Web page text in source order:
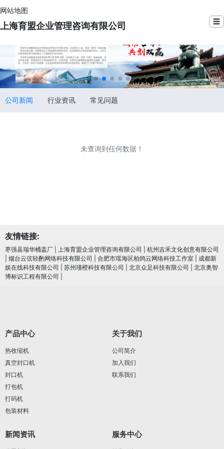
网站地图
上海育盟企业管理咨询有限公司 ☰
公司新闻 行业资讯 常见问题
未查询到任何数据！
友情链接:
枣强县瑞华桶盖厂 上海育盟企业管理咨询有限公司
杭州吉禾文化创意有限公司
烟台云弦轻酌网络科技有限公司 合肥市瑶海区柏鸽云网络科技工作室
成都新
娱在线科技有限公司
苏州瑾橙科技有限公司 北京众足科技有限公司
北京奥智
博标识工程有限公司
产品中心
热收缩机
真空封口机
封口机
打包机
打码机
包装材料
关于我们
公司简介
加入我们
联系我们
新闻资讯 服务中心